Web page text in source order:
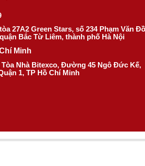
27A2 Green Stars, số 234 Phạm Văn
Bắc Từ Liêm, thành phố Hà Nội
Minh
Nhà Bitexco, Đường 45 Ngô Đức Kế,
1, TP Hồ Chí Minh